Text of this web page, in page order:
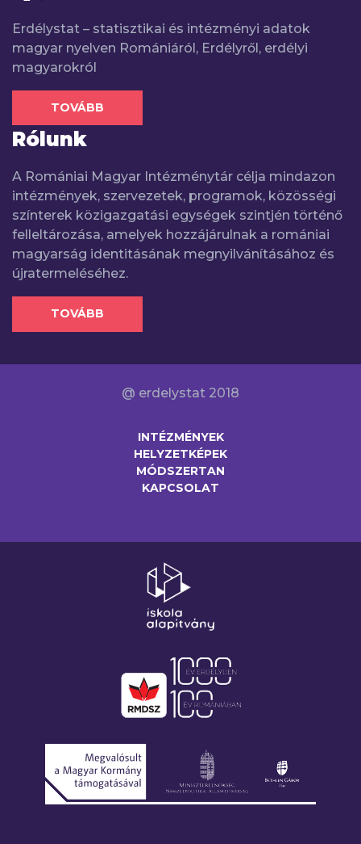
Erdélystat – statisztikai és intézményi adatok
magyar nyelven Romániáról, Erdélyről, erdélyi
magyarokról
TOVÁBB
Rólunk
A Romániai Magyar Intézménytár célja mindazon
intézmények, szervezetek, programok, közösségi
színterek közigazgatási egységek szintjén történő
felleltározása, amelyek hozzájárulnak a romániai
magyarság identitásának megnyilvánításához és
újratermeléséhez.
TOVÁBB
@ erdelystat 2018
INTÉZMÉNYEK
HELYZETKÉPEK
MÓDSZERTAN
KAPCSOLAT